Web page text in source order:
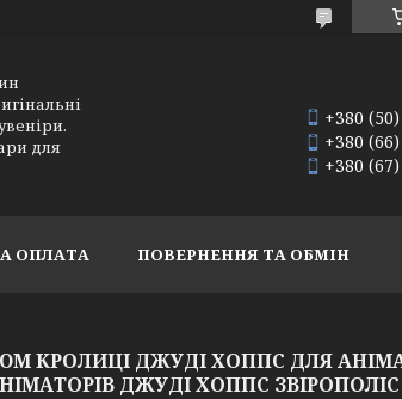
для
+380
+380
+380
ОПЛАТА ПОВЕРНЕННЯ ТА ОБМІН
КРОЛИЦІ ДЖУДІ ХОППС ДЛЯ
ДЖУДІ ХОППС ЗВІРОПОЛІС